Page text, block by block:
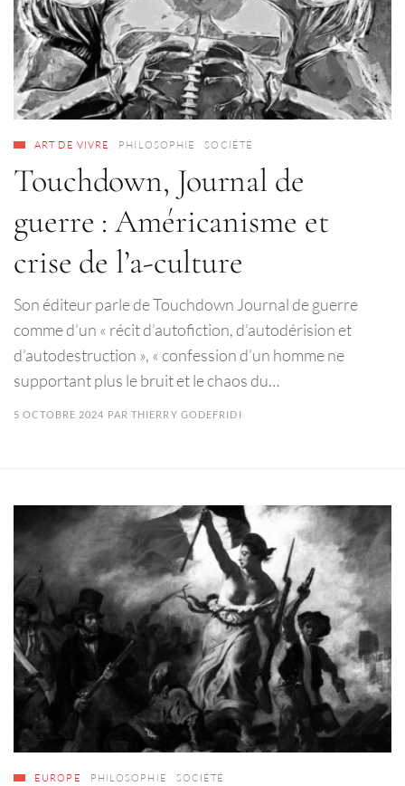
ART DE VIVRE PHILOSOPHIE SOCIÉTÉ
Touchdown, Journal de
guerre : Américanisme et
crise de l’a-culture
Son éditeur parle de Touchdown Journal de guerre
comme d’un « récit d’autofiction, d’autodérision et
d’autodestruction », « confession d’un homme ne
supportant plus le bruit et le chaos du…
5 OCTOBRE 2024 PAR THIERRY GODEFRIDI
EUROPE PHILOSOPHIE SOCIÉTÉ